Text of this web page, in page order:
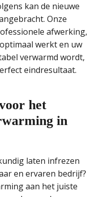
kan de nieuwe
Onze
afwerking,
werkt en uw
verwarmd wordt,
eindresultaat.
het
in
laten infrezen
en ervaren bedrijf?
aan het juiste